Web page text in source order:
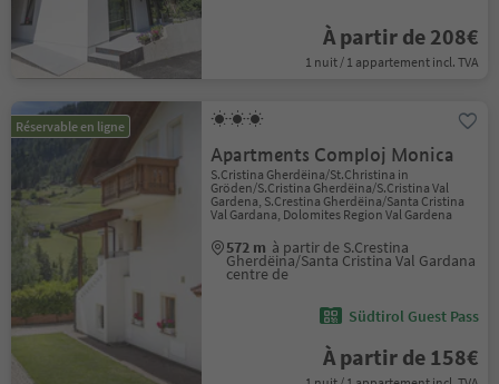
À partir de 208€
1 nuit / 1 appartement incl. TVA
Réservable en ligne
Apartments Comploj Monica
S.Cristina Gherdëina/St.Christina in
Gröden/S.Cristina Gherdëina/S.Cristina Val
Gardena, S.Crestina Gherdëina/Santa Cristina
Val Gardana, Dolomites Region Val Gardena
572 m à partir de S.Crestina
Gherdëina/Santa Cristina Val Gardana
centre de
Südtirol Guest Pass
À partir de 158€